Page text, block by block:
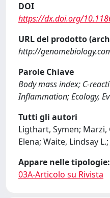
DOI
https://dx.doi.org/
URL del prodotto
http://
Parole Chiave
Body mass index; C-
Inflammation; Ecology,
Tutti gli autori
Ligthart, Symen; Marzi,
Elena; Waite, Lindsay L.;
Appare nelle tipologie:
03A-Articolo su Rivista